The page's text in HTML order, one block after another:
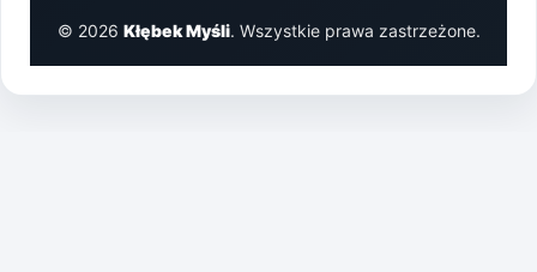
© 2026 Kłębek Myśli. Wszystkie prawa zastrzeżone.